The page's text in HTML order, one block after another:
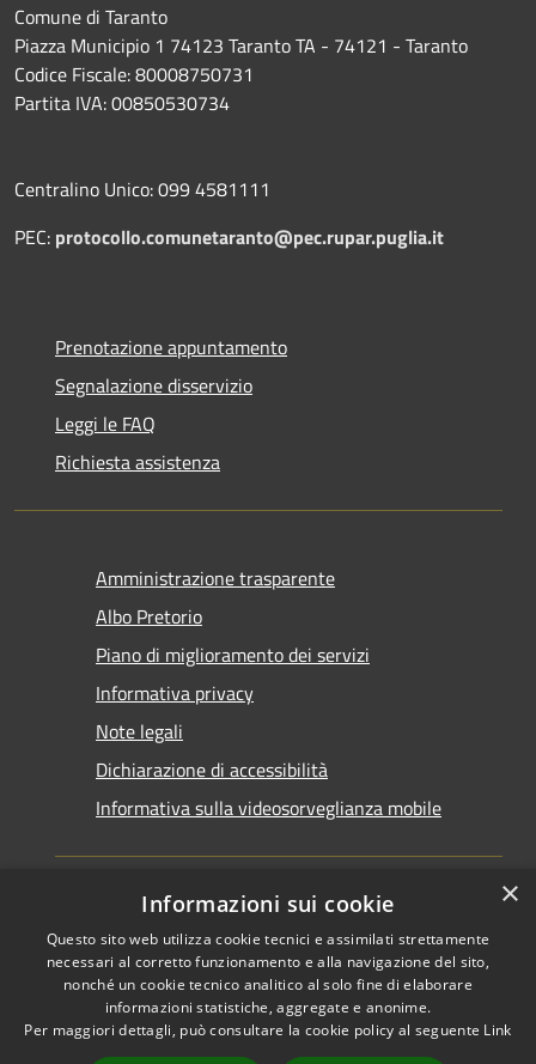
Comune di Taranto
Piazza Municipio 1 74123 Taranto TA - 74121 - Taranto
Codice Fiscale: 80008750731
Partita IVA: 00850530734
Centralino Unico: 099 4581111
PEC: protocollo.comunetaranto@pec.rupar.puglia.it
Prenotazione appuntamento
Segnalazione disservizio
Leggi le FAQ
Richiesta assistenza
Amministrazione trasparente
Albo Pretorio
Piano di miglioramento dei servizi
Informativa privacy
Note legali
Dichiarazione di accessibilità
Informativa sulla videosorveglianza mobile
RSS
Accessibilità
Cookie
Copyright © 2026 • Comune di
Taranto • Powered by
Municipium•Accesso
redazione
×
Informazioni sui cookie
Questo sito web utilizza cookie tecnici e assimilati strettamente
necessari al corretto funzionamento e alla navigazione del sito,
nonché un cookie tecnico analitico al solo fine di elaborare
informazioni statistiche, aggregate e anonime.
Per maggiori dettagli, può consultare la cookie policy al seguente Link